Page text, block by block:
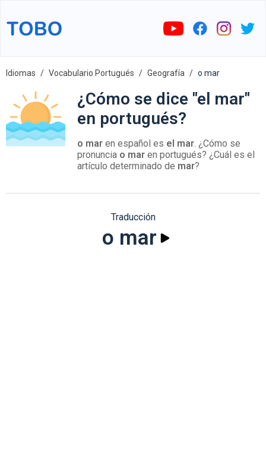
Idiomas Vocabulario Portugués Geografía o mar
¿Cómo se dice "el mar"
en portugués?
o mar en español es el mar. ¿Cómo se
pronuncia o mar en portugués? ¿Cuál es el
artículo determinado de mar?
Traducción
o mar